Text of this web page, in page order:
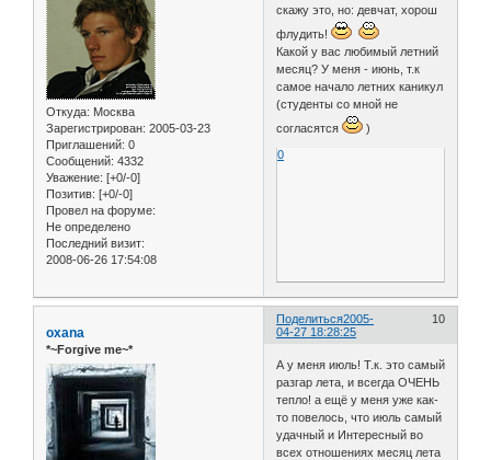
Откуда: Москва
Зарегистрирован: 2005-03-23
Приглашений: 0
Сообщений: 4332
Уважение: [+0/-0]
Позитив: [+0/-0]
Провел на форуме:
Не определено
Последний визит:
2008-06-26 17:54:08
скажу это, но: девчат, хорош
флудить!
Какой у вас любимый летний
месяц? У меня - июнь, т.к
самое начало летних каникул
(студенты со мной не
согласятся
)
0
Поделиться 10
2005-
04-27 18:28:25
oxana
*~Forgive me~*
А у меня июль! Т.к. это самый
разгар лета, и всегда ОЧЕНЬ
тепло! а ещё у меня уже как-
то повелось, что июль самый
удачный и Интересный во
всех отношениях месяц лета